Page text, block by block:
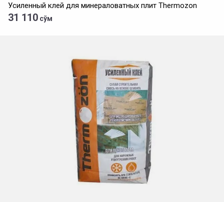
Усиленный клей для минераловатных плит Thermozon
31 110 сўм